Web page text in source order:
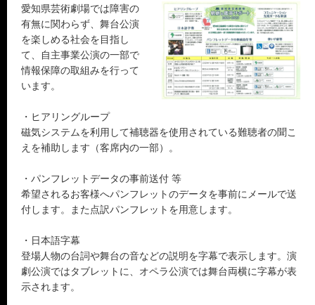
愛知県芸術劇場では障害の
有無に関わらず、舞台公演
を楽しめる社会を目指し
て、自主事業公演の一部で
情報保障の取組みを行って
います。
・ヒアリングループ
磁気システムを利用して補聴器を使用されている難聴者の聞こ
えを補助します（客席内の一部）。
・パンフレットデータの事前送付 等
希望されるお客様へパンフレットのデータを事前にメールで送
付します。また点訳パンフレットを用意します。
・日本語字幕
登場人物の台詞や舞台の音などの説明を字幕で表示します。演
劇公演ではタブレットに、オペラ公演では舞台両横に字幕が表
示されます。